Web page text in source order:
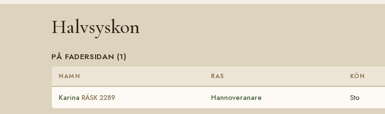
Halvsyskon
PÅ FADERSIDAN (1)
NAMN RAS KÖN
Karina RÄSK 2289 Hannoveranare Sto